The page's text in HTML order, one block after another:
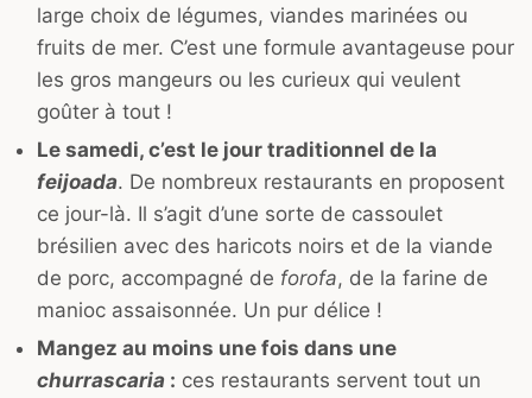
large choix de légumes, viandes marinées ou
fruits de mer. C’est une formule avantageuse pour
les gros mangeurs ou les curieux qui veulent
goûter à tout !
Le samedi, c’est le jour traditionnel de la
feijoada. De nombreux restaurants en proposent
ce jour-là. Il s’agit d’une sorte de cassoulet
brésilien avec des haricots noirs et de la viande
de porc, accompagné de forofa, de la farine de
manioc assaisonnée. Un pur délice !
Mangez au moins une fois dans une
churrascaria : ces restaurants servent tout un